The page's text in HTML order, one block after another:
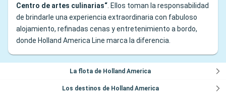
Centro de artes culinarias“ . Ellos toman la responsabilidad
de brindarle una experiencia extraordinaria con fabuloso
alojamiento, refinadas cenas y entretenimiento a bordo,
donde Holland America Line marca la diferencia.
La flota de Holland America
Los destinos de Holland America